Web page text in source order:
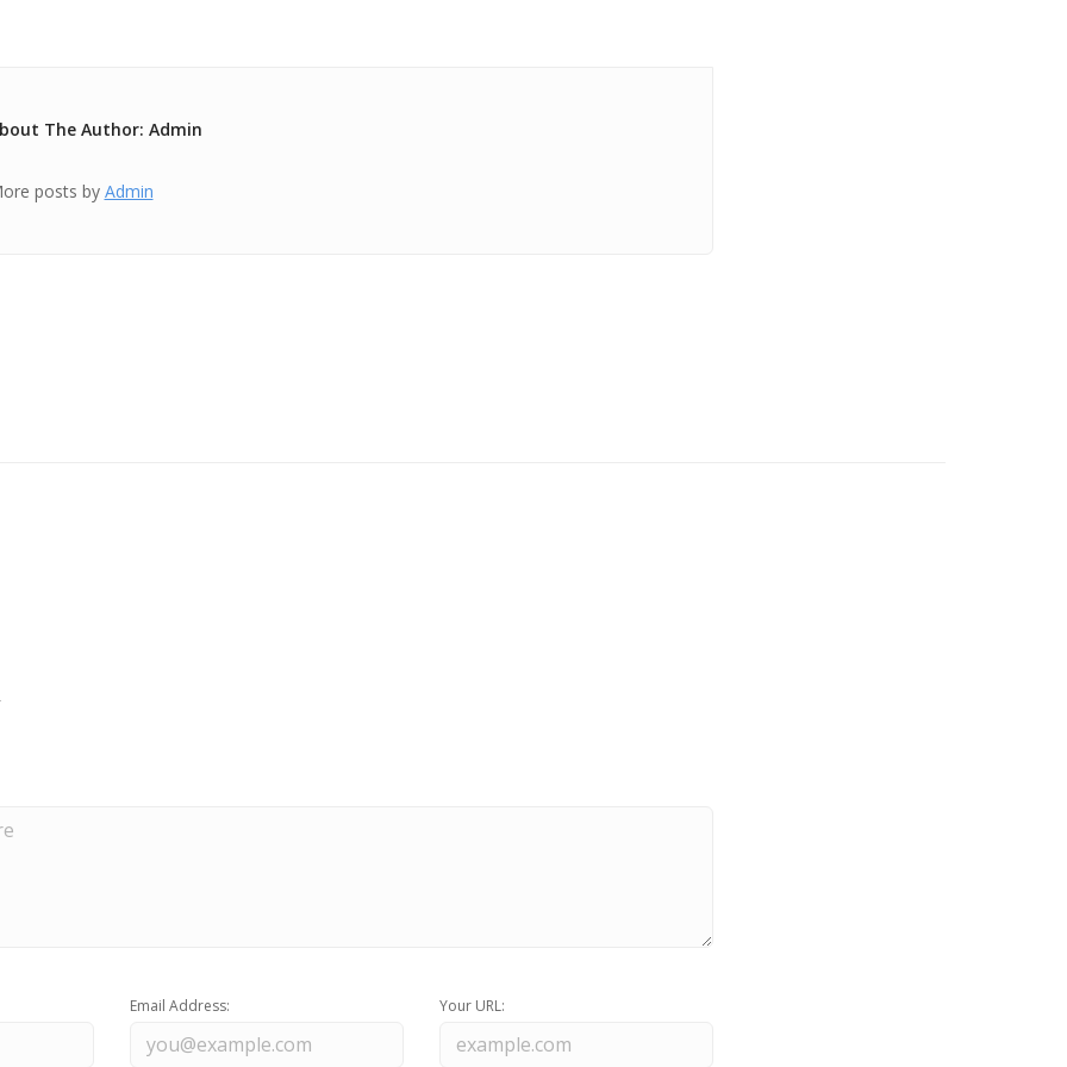
The Author: Admin
posts by Admin
Email Address: Your URL: